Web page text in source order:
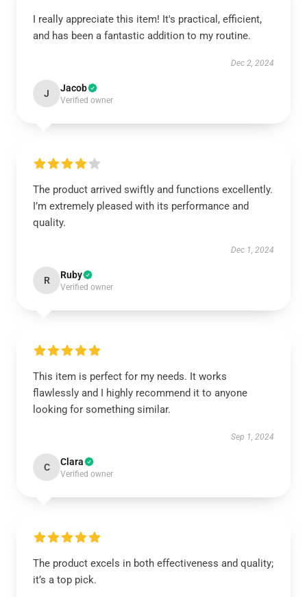
I really appreciate this item! It's practical, efficient,
and has been a fantastic addition to my routine.
Dec 2, 2024
J Jacob
Verified owner
The product arrived swiftly and functions excellently.
I’m extremely pleased with its performance and
quality.
Dec 1, 2024
R Ruby
Verified owner
This item is perfect for my needs. It works
flawlessly and I highly recommend it to anyone
looking for something similar.
Sep 1, 2024
C Clara
Verified owner
The product excels in both effectiveness and quality;
it’s a top pick.